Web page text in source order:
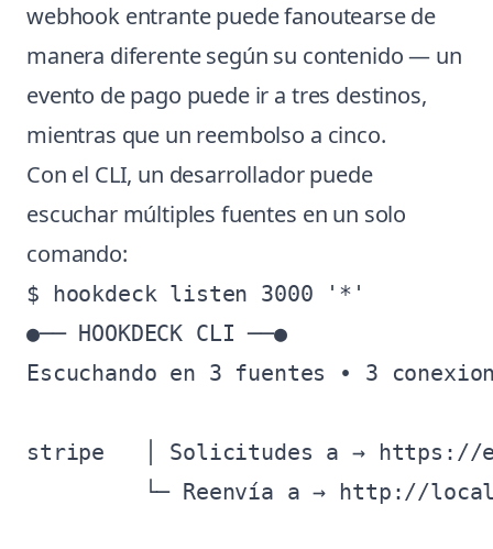
webhook entrante puede fanoutearse de
manera diferente según su contenido — un
evento de pago puede ir a tres destinos,
mientras que un reembolso a cinco.
Con el CLI, un desarrollador puede
escuchar múltiples fuentes en un solo
comando:
$ hookdeck listen 3000 '*'
●── HOOKDECK CLI ──●
Escuchando en 3 fuentes • 3
stripe   │ Solicitudes a → https://
└─ Reenvía a → http://